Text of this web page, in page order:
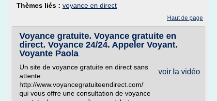
Thèmes liés : voyance en direct
Haut de page
Voyance gratuite. Voyance gratuite en
direct. Voyance 24/24. Appeler Voyant.
Voyante Paola
voir la vidéo
Un site de voyance gratuite en direct sans
attente
http://www.voyancegratuiteendirect.com/
qui vous offre une consultation de voyance